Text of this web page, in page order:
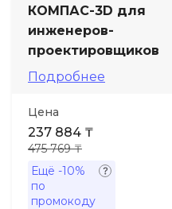
КОМПАС-3D для
инженеров-
проектировщиков
Подробнее
Цена
237 884 ₸
475 769 ₸
Ещё -10%
по
промокоду